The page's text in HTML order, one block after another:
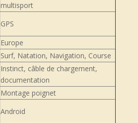
multisport
GPS
Europe
Surf, Natation, Navigation, Course
Instinct, câble de chargement,
documentation
Montage poignet
Android